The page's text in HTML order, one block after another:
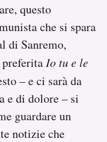
questo
che si spara
di Sanremo,
preferita Io tu e le
– e ci sarà da
e di dolore – si
guardare un
notizie che